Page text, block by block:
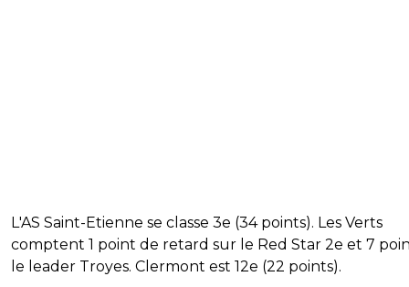
L'AS Saint-Etienne se classe 3e (34 points). Les Verts
comptent 1 point de retard sur le Red Star 2e et 7
le leader Troyes. Clermont est 12e (22 points).